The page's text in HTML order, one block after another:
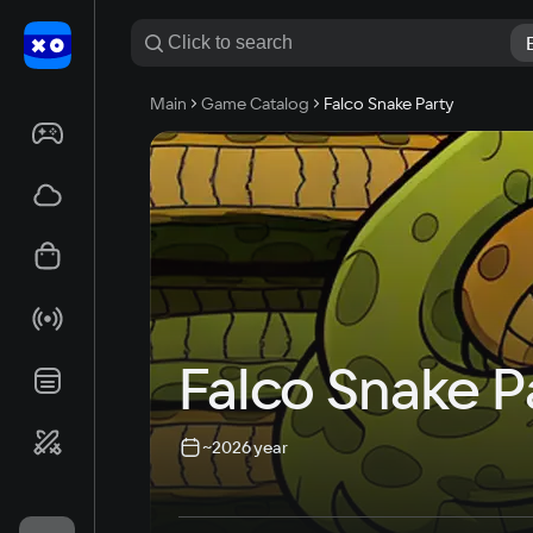
Main Game Catalog Falco Snake Party
Falco Snake
~2026 year